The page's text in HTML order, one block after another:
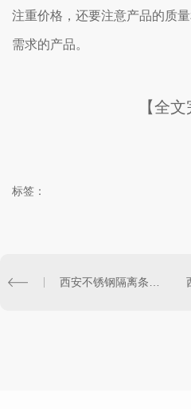
注重价格，还要注意产品的质
需求的产品。
【全文
标签：